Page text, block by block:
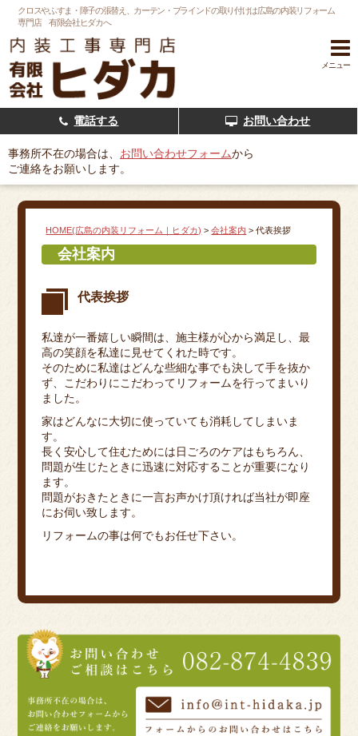
クロスやふすま・障子の張替え、カーテン・ブラインドの取り付けは広島の内装リフォーム
専門店 有限会社ヒダカへ
メニュー
電話する お問い合わせ
事務所不在の場合は、 お問い合わせフォームから
ご連絡をお願いします。
HOME(広島の内装リフォーム｜ヒダカ) >会社案内 >代表挨拶
会社案内
代表挨拶
私達が一番嬉しい瞬間は、施主様が心から満足し、最
高の笑顔を私達に見せてくれた時です。
そのために私達はどんな些細な事でも決して手を抜か
ず、こだわりにこだわってリフォームを行ってまいり
ました。
家はどんなに大切に使っていても消耗してしまいま
す。
長く安心して住むためには日ごろのケアはもちろん、
問題が生じたときに迅速に対応することが重要になり
ます。
問題がおきたときに一言お声かけ頂ければ当社が即座
にお伺い致します。
リフォームの事は何でもお任せ下さい。